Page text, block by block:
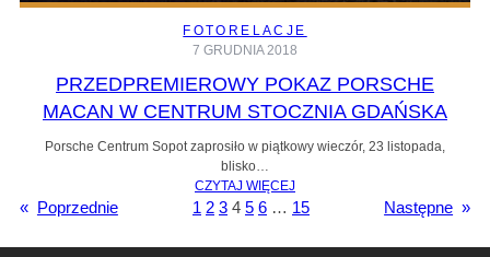
FOTORELACJE
7 GRUDNIA 2018
PRZEDPREMIEROWY POKAZ PORSCHE
MACAN W CENTRUM STOCZNIA GDAŃSKA
Porsche Centrum Sopot zaprosiło w piątkowy wieczór, 23 listopada,
blisko…
CZYTAJ WIĘCEJ
« Poprzednie 1 2 3 4 5 6 … 15 Następne »